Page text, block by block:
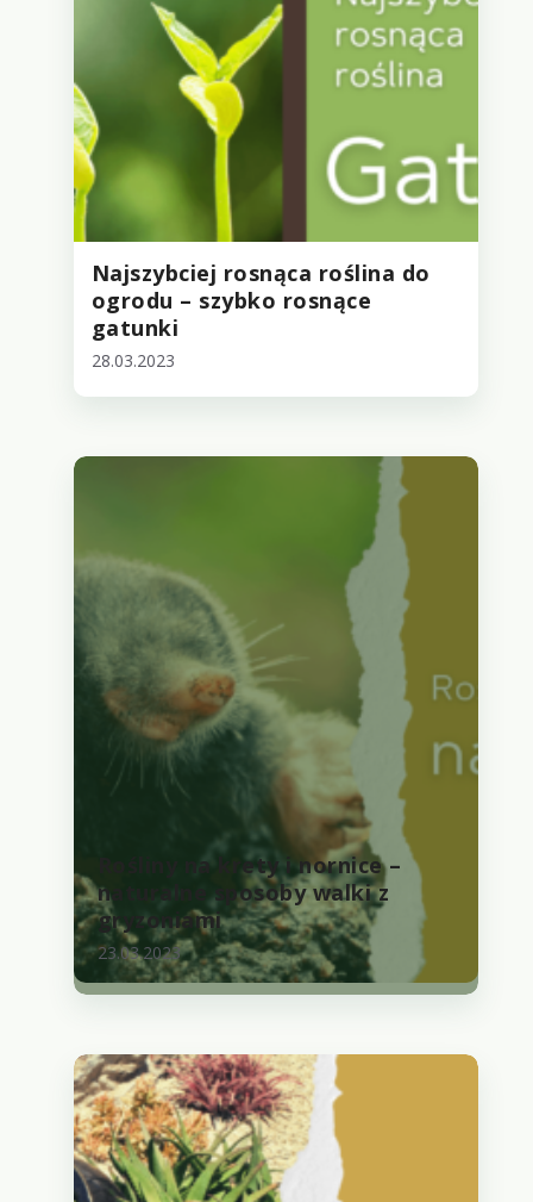
Najszybciej rosnąca roślina do
ogrodu – szybko rosnące
gatunki
28.03.2023
Rośliny na krety i nornice –
naturalne sposoby walki z
gryzoniami
23.03.2023